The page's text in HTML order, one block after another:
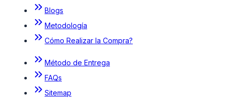
Blogs
Metodología
Cómo Realizar la Compra?
Método de Entrega
FAQs
Sitemap